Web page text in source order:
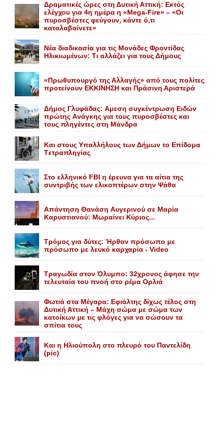
Δραματικές ώρες στη Δυτική Αττική: Εκτός
ελέγχου για 4η ημέρα η «Mega-Fire» – «Οι
πυροσβέστες φεύγουν, κάντε ό,τι
καταλαβαίνετε»
Nέα διαδικασία για τις Mονάδες Φροντίδας
Hλικιωμένων: Tι αλλάζει για τους Δήμους
«Πρωθυπουργό της Αλλαγής» από τους πολίτες
προτείνουν EKKINHΣΗ και Πράσινη Αριστερά
Δήμος Γλυφάδας: Aμεση συγκέντρωση Eιδών
πρώτης Aνάγκης για τους πυροσβέστες και
τους πληγέντες στη Mάνδρα
Kαι στους Yπαλλήλους των Δήμων το Eπίδομα
Tετραπληγίας
Στο ελληνικό FBI η έρευνα για τα αίτια της
συντριβής των ελικοπτέρων στην Ψάθα
Aπάντηση Θανάση Aυγερινού σε Mαρία
Kαρυστιανού: Mωραίνει Kύριος...
Τρόμος για δύτες: Ήρθαν πρόσωπο με
πρόσωπο με λευκό καρχαρία - Video
Τραγωδία στον Όλυμπο: 32χρονος άφησε την
τελευταία του πνοή στο ρέμα Ορλιά
Φωτιά στα Μέγαρα: Εφιάλτης δίχως τέλος στη
Δυτική Αττική – Μάχη σώμα με σώμα των
κατοίκων με τις φλόγες για να σώσουν τα
σπίτια τους
Και η Ηλιούπολη στο πλευρό του Παντελίδη
(pic)